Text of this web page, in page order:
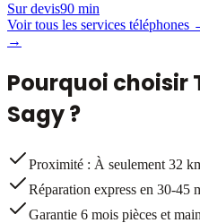
Sur devis90 min
Voir tous les services téléphones
→
Pourquoi choisir
Sagy?
Proximité : À seulement 32
Réparation express en 30-45
Garantie 6 mois pièces et